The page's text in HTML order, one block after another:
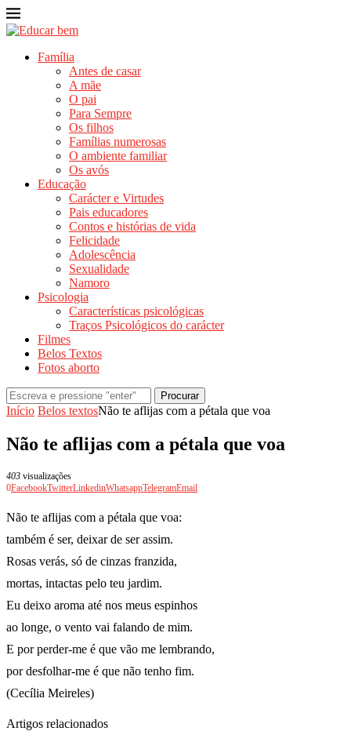
Família
Antes de casar
A mãe
O pai
Para Sempre
Os filhos
Famílias numerosas
O ambiente familiar
Os avós
Educação
Carácter e Virtudes
Pais educadores
Contos e histórias de vida
Felicidade
Adolescência
Sexualidade
Namoro
Psicologia
Características psicológicas
Traços Psicológicos do carácter
Filmes
Belos Textos
Fotos aborto
Procurar
Início Belos textosNão te aflijas com a pétala que voa
Não te aflijas com a pétala que voa
403 visualizações
0FacebookTwitterLinkedinWhatsappTelegramEmail
Não te aflijas com a pétala que voa:
também é ser, deixar de ser assim.
Rosas verás, só de cinzas franzida,
mortas, intactas pelo teu jardim.
Eu deixo aroma até nos meus espinhos
ao longe, o vento vai falando de mim.
E por perder-me é que vão me lembrando,
por desfolhar-me é que não tenho fim.
(Cecília Meireles)
Artigos relacionados